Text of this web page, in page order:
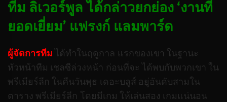
ทีม ลิเวอร์พูล ได้กล่าวยกย่อง ‘งานที่
ยอดเยี่ยม’ แฟรงก์ แลมพาร์ด
ผู้จัดการทีม ได้ทำในฤดูกาล แรกของเขา ในฐานะ
หัวหน้าทีม เชลซีล่วงหน้า ก่อนที่จะ ได้พบกับพวกเขา ใน
พรีเมียร์ลีก ในคืนวันพุธ เดอะบลูส์ อยู่อันดับสามใน
ตาราง พรีเมียร์ลีก โดยมีเกม ให้เล่นสอง เกมแน่นอน